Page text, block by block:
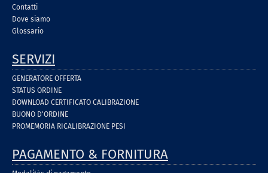
Contatti
Dove siamo
Glossario
SERVIZI
GENERATORE OFFERTA
STATUS ORDINE
DOWNLOAD CERTIFICATO CALIBRAZIONE
BUONO D'ORDINE
PROMEMORIA RICALIBRAZIONE PESI
PAGAMENTO & FORNITURA